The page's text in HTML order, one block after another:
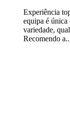
Experiência
equipa é única
variedade,
Recomendo a